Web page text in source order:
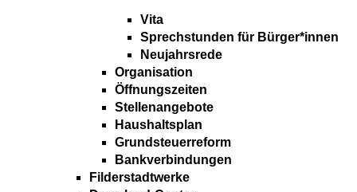
Vita
Sprechstunden für Bürger*innen
Neujahrsrede
Organisation
Öffnungszeiten
Stellenangebote
Haushaltsplan
Grundsteuerreform
Bankverbindungen
Filderstadtwerke